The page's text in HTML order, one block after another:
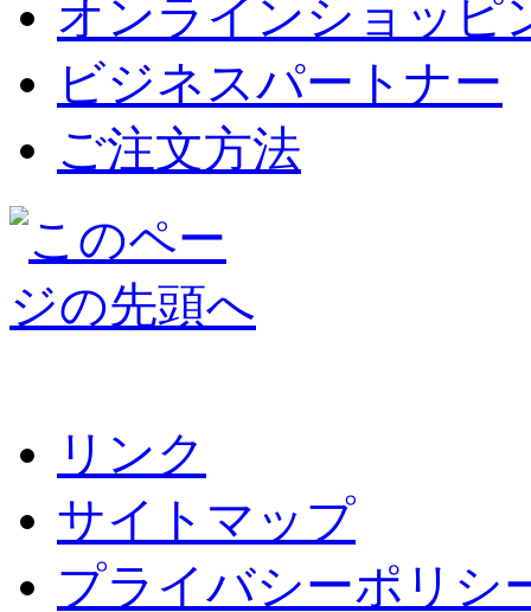
オンラインショッピ
ビジネスパートナー
ご注文方法
リンク
サイトマップ
プライバシーポリシ